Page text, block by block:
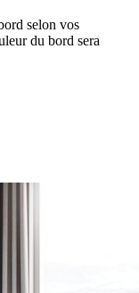
selon vos
du bord sera